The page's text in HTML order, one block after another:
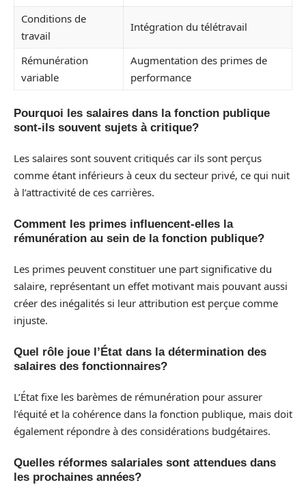
Conditions de
travail
Intégration du télétravail
Rémunération
variable
Augmentation des primes de
performance
Pourquoi les salaires dans la fonction publique
sont-ils souvent sujets à critique?
Les salaires sont souvent critiqués car ils sont perçus
comme étant inférieurs à ceux du secteur privé, ce qui nuit
à l’attractivité de ces carrières.
Comment les primes influencent-elles la
rémunération au sein de la fonction publique?
Les primes peuvent constituer une part significative du
salaire, représentant un effet motivant mais pouvant aussi
créer des inégalités si leur attribution est perçue comme
injuste.
Quel rôle joue l’État dans la détermination des
salaires des fonctionnaires?
L’État fixe les barèmes de rémunération pour assurer
l’équité et la cohérence dans la fonction publique, mais doit
également répondre à des considérations budgétaires.
Quelles réformes salariales sont attendues dans
les prochaines années?